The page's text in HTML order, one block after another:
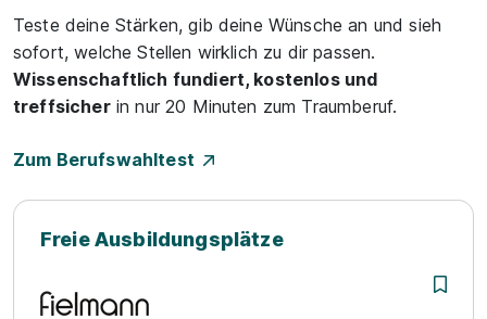
Teste deine Stärken, gib deine Wünsche an und sieh
sofort, welche Stellen wirklich zu dir passen.
Wissenschaftlich fundiert, kostenlos und
treffsicherin nur 20 Minuten zum Traumberuf.
Zum Berufswahltest
Freie Ausbildungsplätze